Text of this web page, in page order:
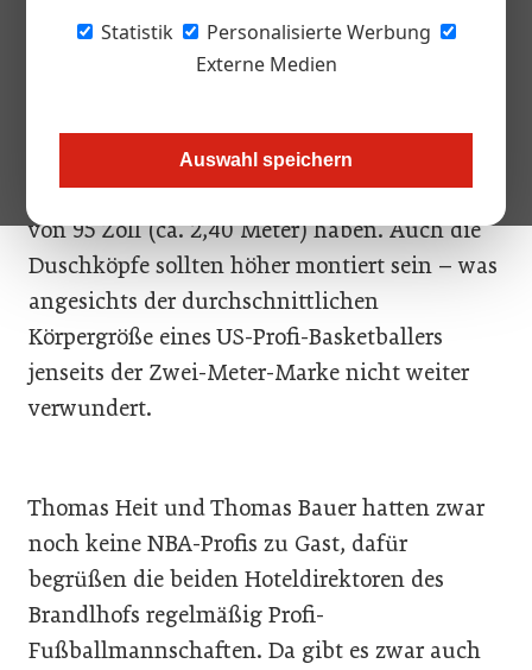
Statistik
Personalisierte Werbung
Externe Medien
Auswahl speichern
des Brandlhofs, Thomas Heit und Thomas Bauer, im ÖGZ-
Hotels in den USA zumindest einige Zimmer
vorweisen können, deren Betten eine Länge
von 95 Zoll (ca. 2,40 Meter) haben. Auch die
Duschköpfe sollten höher montiert sein – was
angesichts der durchschnittlichen
Körpergröße eines US-Profi-Basketballers
jenseits der Zwei-Meter-Marke nicht weiter
verwundert.
Thomas Heit und Thomas Bauer hatten zwar
noch keine NBA-Profis zu Gast, dafür
begrüßen die beiden Hoteldirektoren des
Brandlhofs regelmäßig Profi-
Fußballmannschaften. Da gibt es zwar auch